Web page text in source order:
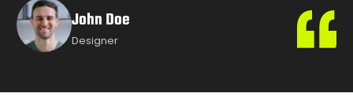
Michael Fred
Accountant